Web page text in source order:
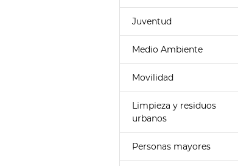
Juventud
Medio Ambiente
Movilidad
Limpieza y residuos
urbanos
Personas mayores